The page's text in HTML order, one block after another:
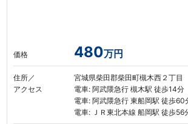
価格 480万円
住所／
アクセス
宮城県柴田郡柴田町槻木西２丁目
電車: 阿武隈急行 槻木駅 徒歩14分
電車: 阿武隈急行 東船岡駅 徒歩60
電車: ＪＲ東北本線 船岡駅 徒歩56